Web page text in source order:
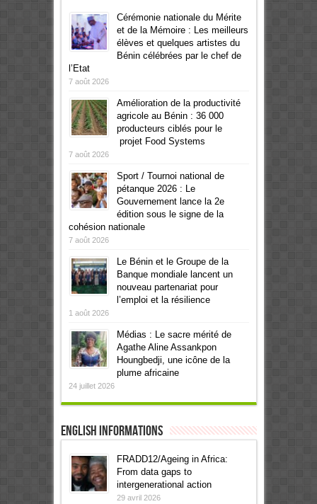
Cérémonie nationale du Mérite
et de la Mémoire : Les meilleurs
élèves et quelques artistes du
Bénin célébrées par le chef de
l’Etat
7 août 2026
Amélioration de la productivité
agricole au Bénin : 36 000
producteurs ciblés pour le
projet Food Systems
7 août 2026
Sport / Tournoi national de
pétanque 2026 : Le
Gouvernement lance la 2e
édition sous le signe de la
cohésion nationale
7 août 2026
Le Bénin et le Groupe de la
Banque mondiale lancent un
nouveau partenariat pour
l’emploi et la résilience
1 août 2026
Médias : Le sacre mérité de
Agathe Aline Assankpon
Houngbedji, une icône de la
plume africaine
24 juillet 2026
English informations
FRADD12/Ageing in Africa:
From data gaps to
intergenerational action
29 avril 2026